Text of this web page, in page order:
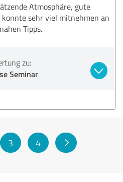
Atmosphäre, gute
sehr viel mitnehmen an
Tipps.
zu:
Seminar
3 4